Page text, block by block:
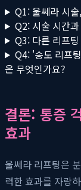
Q1: 울쎄라 시
Q2: 시술 시간
Q3: 다른 리프
Q4: '송도 리프
은 무엇인가요?
결론: 통증
효과
울쎄라 리프팅은
력한 효과를 자랑